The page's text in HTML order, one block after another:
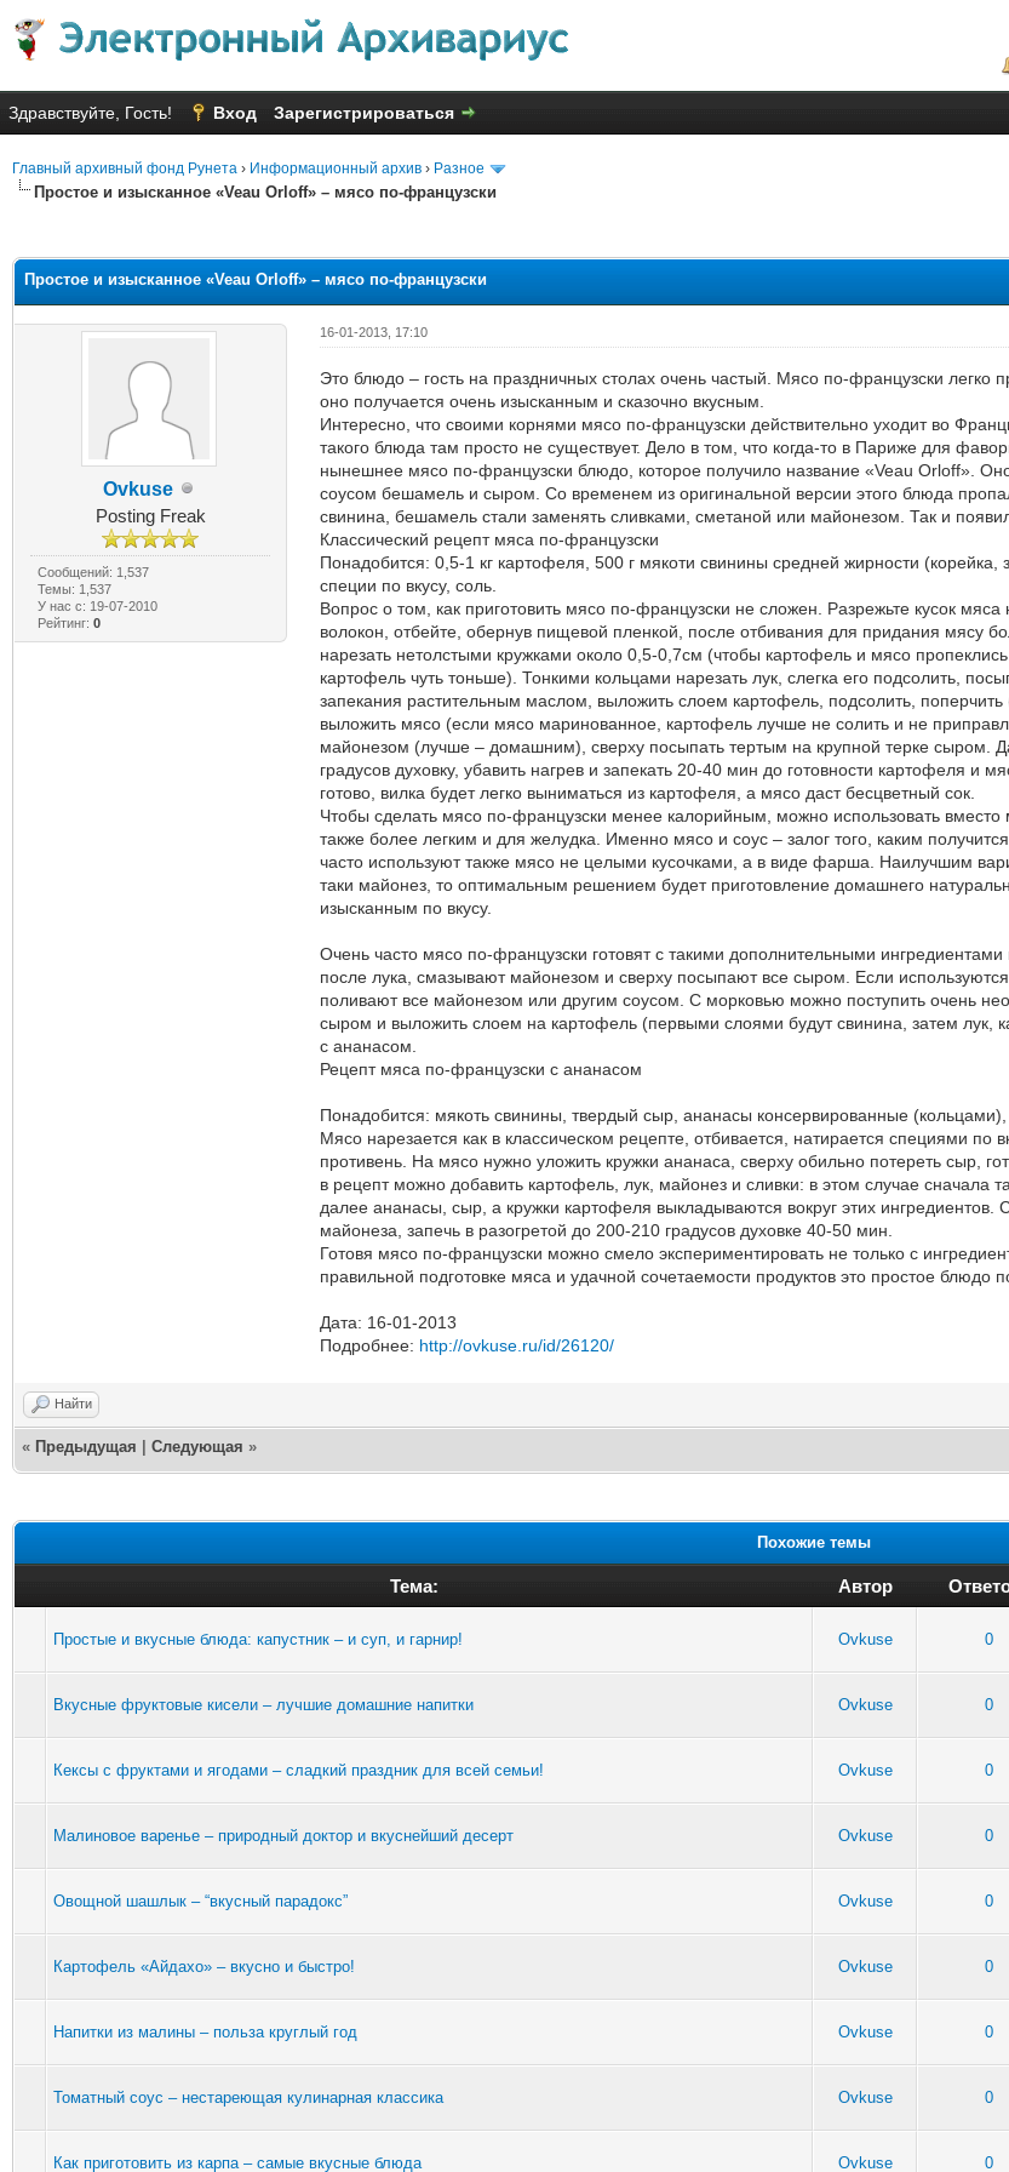
Здравствуйте, Гость! Вход Зарегистрироваться
Главный архивный фонд Рунета › Информационный архив › Разное
Простое и изысканное «Veau Orloff» – мясо по-французски
Простое и изысканное «Veau Orloff» – мясо по-французски
Ovkuse
Posting Freak
Сообщений: 1,537
Темы: 1,537
У нас с: 19-07-2010
Рейтинг:0
16-01-2013, 17:10
Это блюдо – гость на праздничных столах очень частый. Мясо по-французски легко
оно получается очень изысканным и сказочно вкусным.
Интересно, что своими корнями мясо по-французски действительно уходит во
такого блюда там просто не существует. Дело в том, что когда-то в Париже для
нынешнее мясо по-французски блюдо, которое получило название «Veau Orloff».
соусом бешамель и сыром. Со временем из оригинальной версии этого блюда
свинина, бешамель стали заменять сливками, сметаной или майонезом. Так и
Классический рецепт мяса по-французски
Понадобится: 0,5-1 кг картофеля, 500 г мякоти свинины средней жирности (корейка,
специи по вкусу, соль.
Вопрос о том, как приготовить мясо по-французски не сложен. Разрежьте кусок
волокон, отбейте, обернув пищевой пленкой, после отбивания для придания мясу
нарезать нетолстыми кружками около 0,5-0,7см (чтобы картофель и мясо
картофель чуть тоньше). Тонкими кольцами нарезать лук, слегка его подсолить,
запекания растительным маслом, выложить слоем картофель, подсолить,
выложить мясо (если мясо маринованное, картофель лучше не солить и не
майонезом (лучше – домашним), сверху посыпать тертым на крупной терке сыром.
градусов духовку, убавить нагрев и запекать 20-40 мин до готовности картофеля и
готово, вилка будет легко выниматься из картофеля, а мясо даст бесцветный сок.
Чтобы сделать мясо по-французски менее калорийным, можно использовать
также более легким и для желудка. Именно мясо и соус – залог того, каким
часто используют также мясо не целыми кусочками, а в виде фарша. Наилучшим
таки майонез, то оптимальным решением будет приготовление домашнего
изысканным по вкусу.
Очень часто мясо по-французски готовят с такими дополнительными
после лука, смазывают майонезом и сверху посыпают все сыром. Если
поливают все майонезом или другим соусом. С морковью можно поступить очень
сыром и выложить слоем на картофель (первыми слоями будут свинина, затем лук,
с ананасом.
Рецепт мяса по-французски с ананасом
Понадобится: мякоть свинины, твердый сыр, ананасы консервированные (кольцами),
Мясо нарезается как в классическом рецепте, отбивается, натирается специями
противень. На мясо нужно уложить кружки ананаса, сверху обильно потереть сыр,
в рецепт можно добавить картофель, лук, майонез и сливки: в этом случае
далее ананасы, сыр, а кружки картофеля выкладываются вокруг этих
майонеза, запечь в разогретой до 200-210 градусов духовке 40-50 мин.
Готовя мясо по-французски можно смело экспериментировать не только с
правильной подготовке мяса и удачной сочетаемости продуктов это простое
Дата: 16-01-2013
Подробнее: http://ovkuse.ru/id/26120/
Найти
« Предыдущая Следующая »
Похожие темы
Тема: Автор
Простые и вкусные блюда: капустник – и суп, и гарнир! Ovkuse 0
Вкусные фруктовые кисели – лучшие домашние напитки Ovkuse 0
Кексы с фруктами и ягодами – сладкий праздник для всей семьи! Ovkuse 0
Малиновое варенье – природный доктор и вкуснейший десерт Ovkuse 0
Овощной шашлык – “вкусный парадокс” Ovkuse 0
Картофель «Айдахо» – вкусно и быстро! Ovkuse 0
Напитки из малины – польза круглый год Ovkuse 0
Томатный соус – нестареющая кулинарная классика Ovkuse 0
Как приготовить из карпа – самые вкусные блюда Ovkuse 0